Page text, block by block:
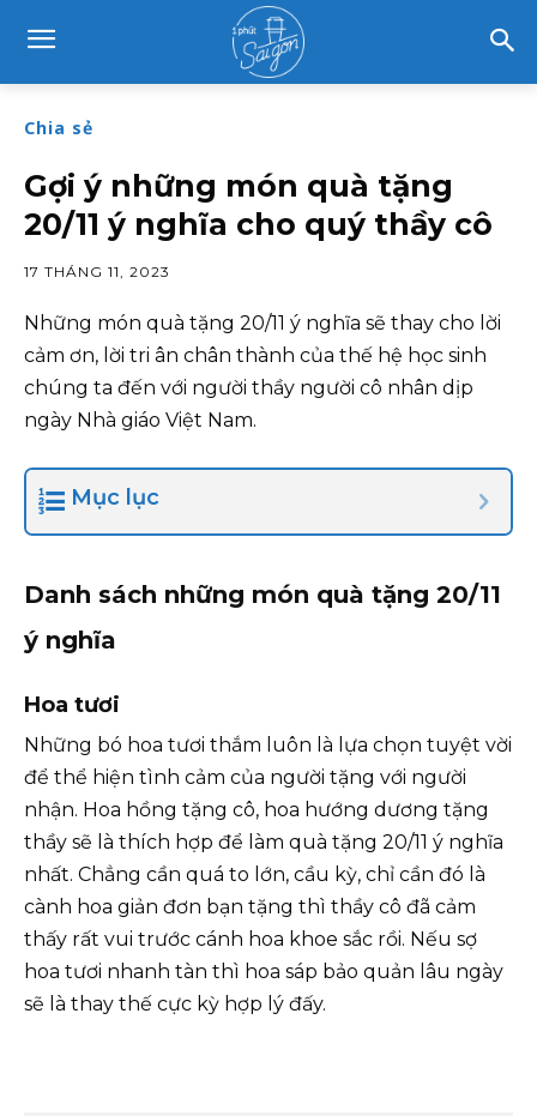
Chia sẻ
Gợi ý những món quà tặng
20/11 ý nghĩa cho quý thầy cô
17 THÁNG 11, 2023
Những món quà tặng 20/11 ý nghĩa sẽ thay cho lời
cảm ơn, lời tri ân chân thành của thế hệ học sinh
chúng ta đến với người thầy người cô nhân dịp
ngày Nhà giáo Việt Nam.
Mục lục
Danh sách những món quà tặng 20/11
ý nghĩa
Hoa tươi
Những bó hoa tươi thắm luôn là lựa chọn tuyệt vời
để thể hiện tình cảm của người tặng với người
nhận. Hoa hồng tặng cô, hoa hướng dương tặng
thầy sẽ là thích hợp để làm quà tặng 20/11 ý nghĩa
nhất. Chẳng cần quá to lớn, cầu kỳ, chỉ cần đó là
cành hoa giản đơn bạn tặng thì thầy cô đã cảm
thấy rất vui trước cánh hoa khoe sắc rồi. Nếu sợ
hoa tươi nhanh tàn thì hoa sáp bảo quản lâu ngày
sẽ là thay thế cực kỳ hợp lý đấy.